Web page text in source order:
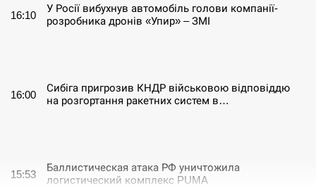
16:10
У Росії вибухнув автомобіль голови компанії-
розробника дронів «Упир» – ЗМІ
16:00
Сибіга пригрозив КНДР військовою відповіддю
на розгортання ракетних систем в…
15:53
Баллистическая атака РФ уничтожила
логистический комплекс PUMA